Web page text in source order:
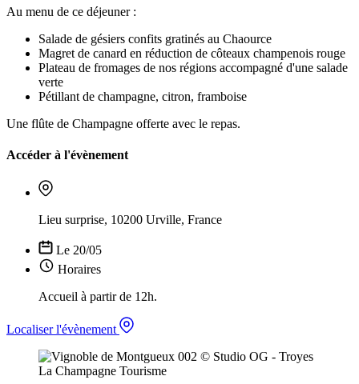
Au menu de ce déjeuner :
Salade de gésiers confits gratinés au Chaource
Magret de canard en réduction de côteaux champenois rouge
Plateau de fromages de nos régions accompagné d'une salade
verte
Pétillant de champagne, citron, framboise
Une flûte de Champagne offerte avec le repas.
Accéder à l'évènement
Lieu surprise, 10200 Urville, France
Le 20/05
Horaires
Accueil à partir de 12h.
Localiser l'évènement